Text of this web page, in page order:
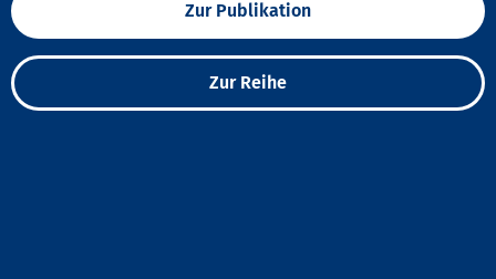
Zur Publikation
Zur Reihe